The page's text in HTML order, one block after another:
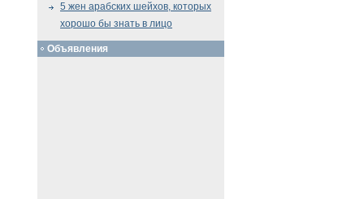
5 жен арабских шейхов, которых
хорошо бы знать в лицо
Объявления